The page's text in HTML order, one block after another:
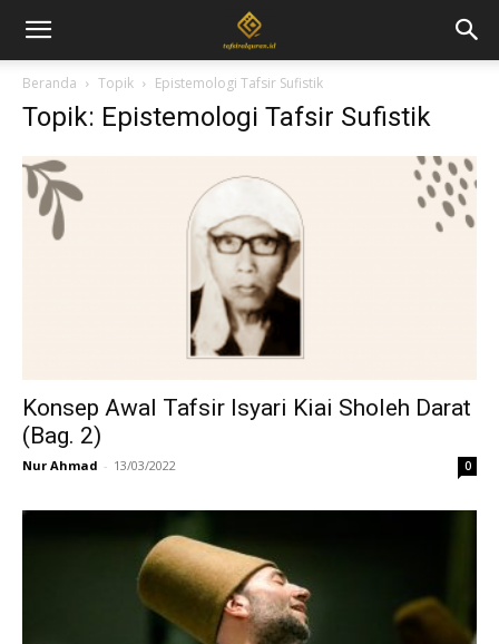
Beranda Topik Epistemologi Tafsir Sufistik
Topik: Epistemologi Tafsir Sufistik
Konsep Awal Tafsir Isyari Kiai Sholeh Darat
(Bag. 2)
Nur Ahmad - 13/03/2022 0